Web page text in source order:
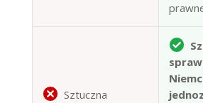
Sztuczna